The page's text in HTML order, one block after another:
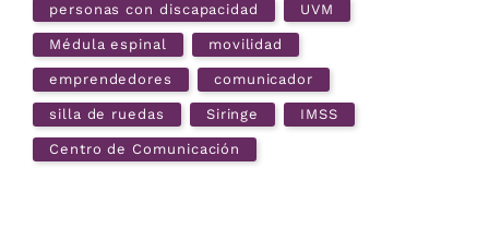
personas con discapacidad UVM
Médula espinal movilidad
emprendedores comunicador
silla de ruedas Siringe IMSS
Centro de Comunicación